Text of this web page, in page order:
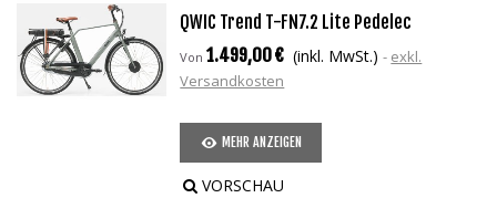
QWIC Trend T-FN7.2 Lite Pedelec
Von1.499,00 € (inkl. MwSt.)
exkl.
Versandkosten
MEHR ANZEIGEN
VORSCHAU